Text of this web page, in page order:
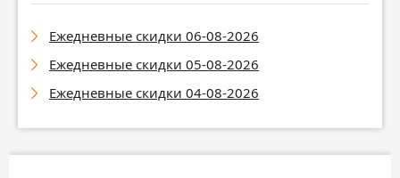
Ежедневные скидки 06-08-2026
Ежедневные скидки 05-08-2026
Ежедневные скидки 04-08-2026